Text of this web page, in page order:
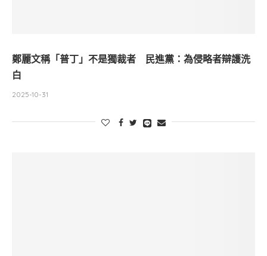
鄭麗文稱「普丁」不是獨裁者 民進黨：為侵略者辯護洗
白
2025-10-31